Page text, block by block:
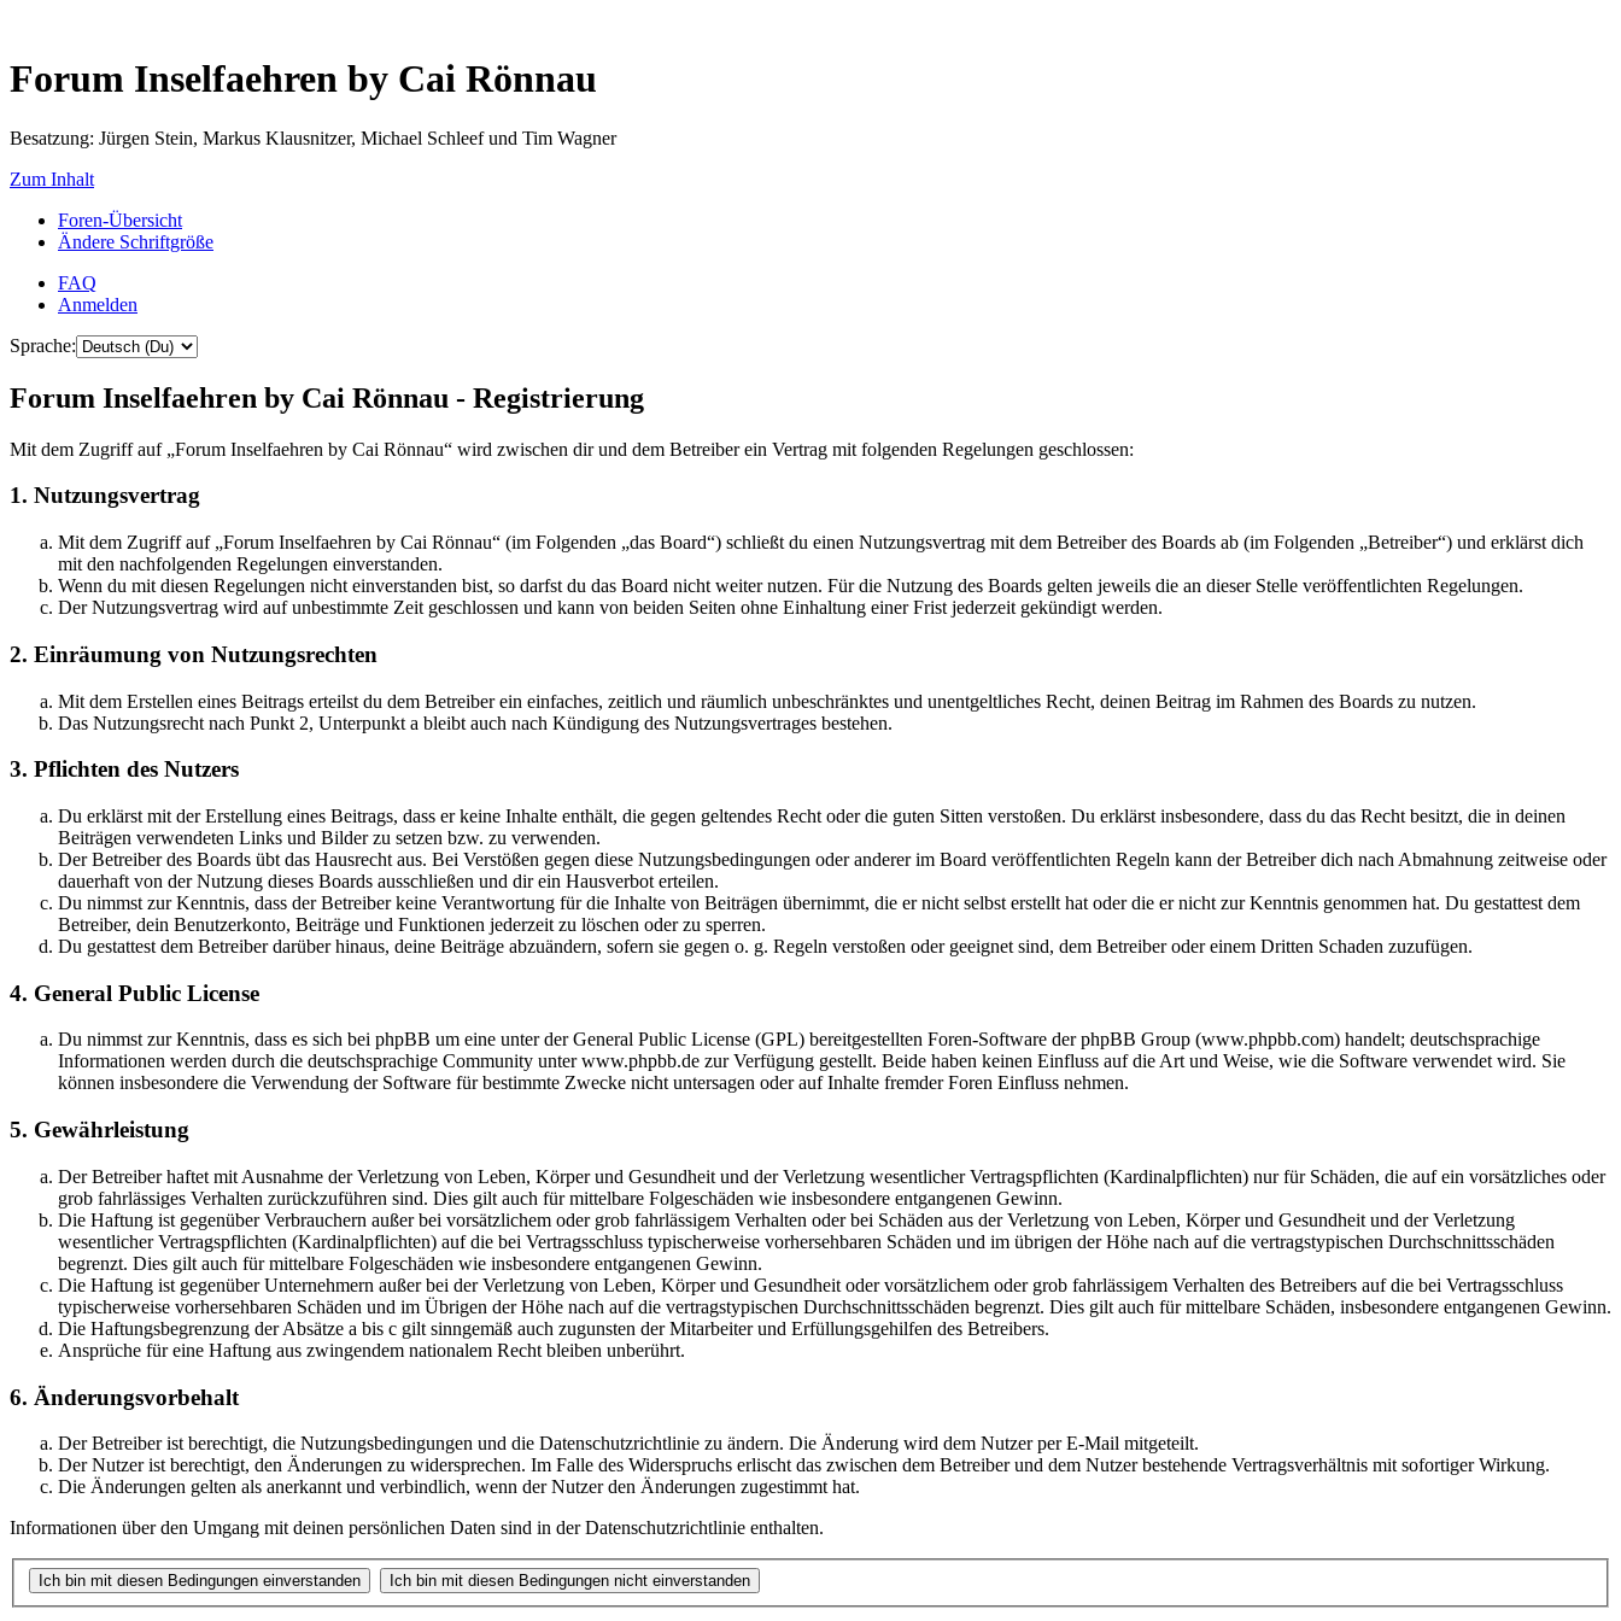
Forum Inselfaehren by Cai Rönnau
Besatzung: Jürgen Stein, Markus Klausnitzer, Michael Schleef und Tim Wagner
Zum Inhalt
Foren-Übersicht
Ändere Schriftgröße
FAQ
Anmelden
Sprache:
Forum Inselfaehren by Cai Rönnau - Registrierung
Mit dem Zugriff auf „Forum Inselfaehren by Cai Rönnau“ wird zwischen dir und dem Betreiber ein Vertrag mit folgenden Regelungen geschlossen:
1. Nutzungsvertrag
Mit dem Zugriff auf „Forum Inselfaehren by Cai Rönnau“ (im Folgenden „das Board“) schließt du einen Nutzungsvertrag mit dem Betreiber des Boards ab (im Folgenden „Betreiber“) und erklärst dich
mit den nachfolgenden Regelungen einverstanden.
Wenn du mit diesen Regelungen nicht einverstanden bist, so darfst du das Board nicht weiter nutzen. Für die Nutzung des Boards gelten jeweils die an dieser Stelle veröffentlichten Regelungen.
Der Nutzungsvertrag wird auf unbestimmte Zeit geschlossen und kann von beiden Seiten ohne Einhaltung einer Frist jederzeit gekündigt werden.
2. Einräumung von Nutzungsrechten
Mit dem Erstellen eines Beitrags erteilst du dem Betreiber ein einfaches, zeitlich und räumlich unbeschränktes und unentgeltliches Recht, deinen Beitrag im Rahmen des Boards zu nutzen.
Das Nutzungsrecht nach Punkt 2, Unterpunkt a bleibt auch nach Kündigung des Nutzungsvertrages bestehen.
3. Pflichten des Nutzers
Du erklärst mit der Erstellung eines Beitrags, dass er keine Inhalte enthält, die gegen geltendes Recht oder die guten Sitten verstoßen. Du erklärst insbesondere, dass du das Recht besitzt, die in deinen
Beiträgen verwendeten Links und Bilder zu setzen bzw. zu verwenden.
Der Betreiber des Boards übt das Hausrecht aus. Bei Verstößen gegen diese Nutzungsbedingungen oder anderer im Board veröffentlichten Regeln kann der Betreiber dich nach Abmahnung zeitweise oder
dauerhaft von der Nutzung dieses Boards ausschließen und dir ein Hausverbot erteilen.
Du nimmst zur Kenntnis, dass der Betreiber keine Verantwortung für die Inhalte von Beiträgen übernimmt, die er nicht selbst erstellt hat oder die er nicht zur Kenntnis genommen hat. Du gestattest dem
Betreiber, dein Benutzerkonto, Beiträge und Funktionen jederzeit zu löschen oder zu sperren.
Du gestattest dem Betreiber darüber hinaus, deine Beiträge abzuändern, sofern sie gegen o. g. Regeln verstoßen oder geeignet sind, dem Betreiber oder einem Dritten Schaden zuzufügen.
4. General Public License
Du nimmst zur Kenntnis, dass es sich bei phpBB um eine unter der General Public License (GPL) bereitgestellten Foren-Software der phpBB Group (www.phpbb.com) handelt; deutschsprachige
Informationen werden durch die deutschsprachige Community unter www.phpbb.de zur Verfügung gestellt. Beide haben keinen Einfluss auf die Art und Weise, wie die Software verwendet wird. Sie
können insbesondere die Verwendung der Software für bestimmte Zwecke nicht untersagen oder auf Inhalte fremder Foren Einfluss nehmen.
5. Gewährleistung
Der Betreiber haftet mit Ausnahme der Verletzung von Leben, Körper und Gesundheit und der Verletzung wesentlicher Vertragspflichten (Kardinalpflichten) nur für Schäden, die auf ein vorsätzliches oder
grob fahrlässiges Verhalten zurückzuführen sind. Dies gilt auch für mittelbare Folgeschäden wie insbesondere entgangenen Gewinn.
Die Haftung ist gegenüber Verbrauchern außer bei vorsätzlichem oder grob fahrlässigem Verhalten oder bei Schäden aus der Verletzung von Leben, Körper und Gesundheit und der Verletzung
wesentlicher Vertragspflichten (Kardinalpflichten) auf die bei Vertragsschluss typischerweise vorhersehbaren Schäden und im übrigen der Höhe nach auf die vertragstypischen Durchschnittsschäden
begrenzt. Dies gilt auch für mittelbare Folgeschäden wie insbesondere entgangenen Gewinn.
Die Haftung ist gegenüber Unternehmern außer bei der Verletzung von Leben, Körper und Gesundheit oder vorsätzlichem oder grob fahrlässigem Verhalten des Betreibers auf die bei Vertragsschluss
typischerweise vorhersehbaren Schäden und im Übrigen der Höhe nach auf die vertragstypischen Durchschnittsschäden begrenzt. Dies gilt auch für mittelbare Schäden, insbesondere entgangenen Gewinn.
Die Haftungsbegrenzung der Absätze a bis c gilt sinngemäß auch zugunsten der Mitarbeiter und Erfüllungsgehilfen des Betreibers.
Ansprüche für eine Haftung aus zwingendem nationalem Recht bleiben unberührt.
6. Änderungsvorbehalt
Der Betreiber ist berechtigt, die Nutzungsbedingungen und die Datenschutzrichtlinie zu ändern. Die Änderung wird dem Nutzer per E-Mail mitgeteilt.
Der Nutzer ist berechtigt, den Änderungen zu widersprechen. Im Falle des Widerspruchs erlischt das zwischen dem Betreiber und dem Nutzer bestehende Vertragsverhältnis mit sofortiger Wirkung.
Die Änderungen gelten als anerkannt und verbindlich, wenn der Nutzer den Änderungen zugestimmt hat.
Informationen über den Umgang mit deinen persönlichen Daten sind in der Datenschutzrichtlinie enthalten.